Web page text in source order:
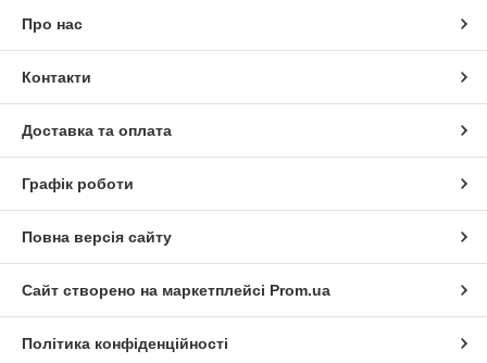
Про нас
Контакти
Доставка та оплата
Графік роботи
Повна версія сайту
Сайт створено на маркетплейсі Prom.ua
Політика конфіденційності